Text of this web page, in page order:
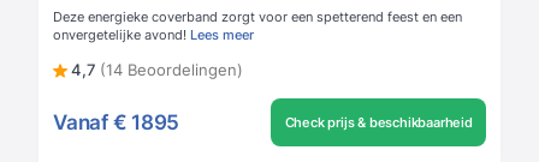
Deze energieke coverband zorgt voor een spetterend feest en een
onvergetelijke avond! Lees meer
4,7 (14 Beoordelingen)
Vanaf € 1895 Check prijs & beschikbaarheid